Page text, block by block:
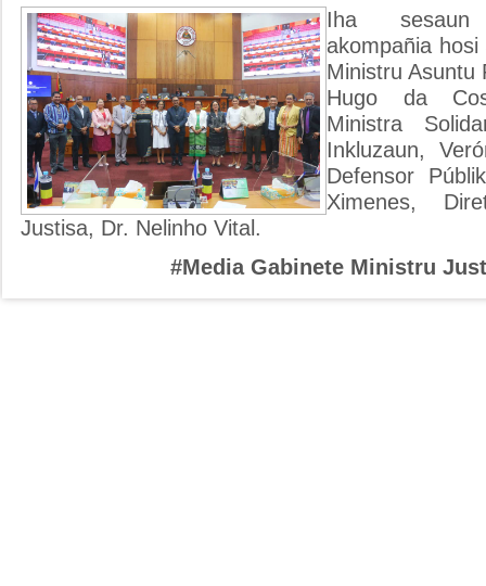
Iha
akompañia
Ministru Asuntu
Hugo da
Ministra
Inkluzaun,
Defensor
Ximenes,
Justisa, Dr. Nelinho Vital.
#Media Gabinete Ministru